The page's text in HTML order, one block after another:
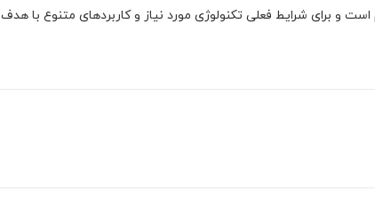
و برای شرایط فعلی تکنولوژی مورد نیاز و کاربردهای متنوع با هدف